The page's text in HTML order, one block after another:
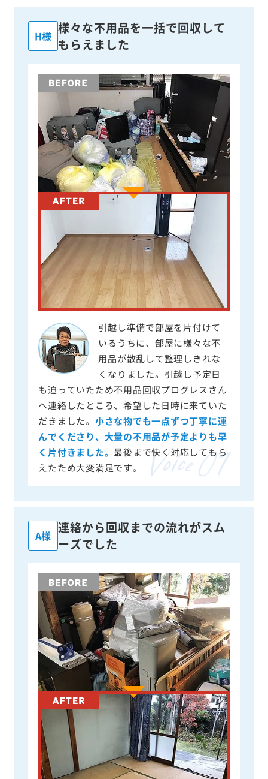
H様
様々な不用品を一括で回収して
もらえました
引越し準備で部屋を片付けて
いるうちに、部屋に様々な不
用品が散乱して整理しきれな
くなりました。引越し予定日
も迫っていたため不用品回収プログレスさん
へ連絡したところ、希望した日時に来ていた
だきました。 小さな物でも一点ずつ丁寧に運
んでくださり、大量の不用品が予定よりも早
く片付きました。 最後まで快く対応してもら
えたため大変満足です。
A様
連絡から回収までの流れがスム
ーズでした